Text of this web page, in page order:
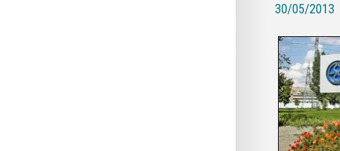
ПЕРЕЙТИ
30/05/2013